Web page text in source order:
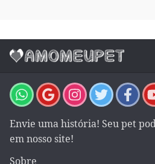
Envie uma história! Seu pet
em nosso site!
Sobre